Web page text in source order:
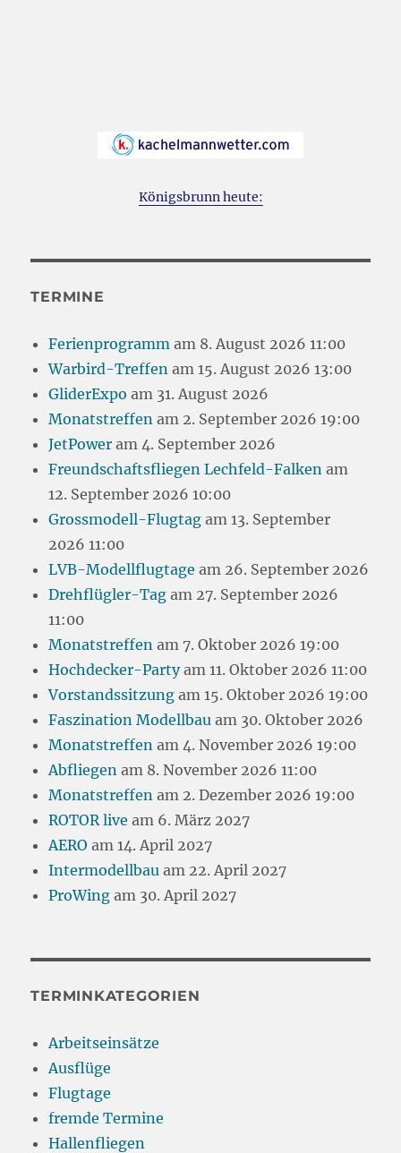
Königsbrunn heute:
TERMINE
Ferienprogramm am 8. August 2026 11:00
Warbird-Treffen am 15. August 2026 13:00
GliderExpo am 31. August 2026
Monatstreffen am 2. September 2026 19:00
JetPower am 4. September 2026
Freundschaftsfliegen Lechfeld-Falken am
12. September 2026 10:00
Grossmodell-Flugtag am 13. September
2026 11:00
LVB-Modellflugtage am 26. September 2026
Drehflügler-Tag am 27. September 2026
11:00
Monatstreffen am 7. Oktober 2026 19:00
Hochdecker-Partyam 11. Oktober 2026 11:00
Vorstandssitzung am 15. Oktober 2026 19:00
Faszination Modellbau am 30. Oktober 2026
Monatstreffen am 4. November 2026 19:00
Abfliegen am 8. November 2026 11:00
Monatstreffen am 2. Dezember 2026 19:00
ROTOR live am 6. März 2027
AERO am 14. April 2027
Intermodellbau am 22. April 2027
ProWing am 30. April 2027
TERMINKATEGORIEN
Arbeitseinsätze
Ausflüge
Flugtage
fremde Termine
Hallenfliegen